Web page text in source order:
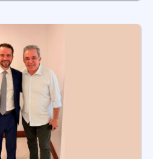
destacam postura
que deu